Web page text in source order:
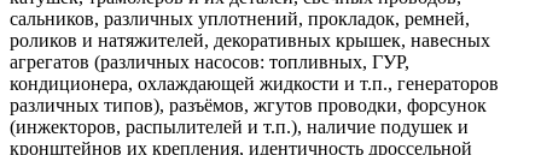
сальников, различных уплотнений, прокладок, ремней,
роликов и натяжителей, декоративных крышек, навесных
агрегатов (различных насосов: топливных, ГУР,
кондиционера, охлаждающей жидкости и т.п., генераторов
различных типов), разъёмов, жгутов проводки, форсунок
(инжекторов, распылителей и т.п.), наличие подушек и
кронштейнов их крепления, идентичность дроссельной